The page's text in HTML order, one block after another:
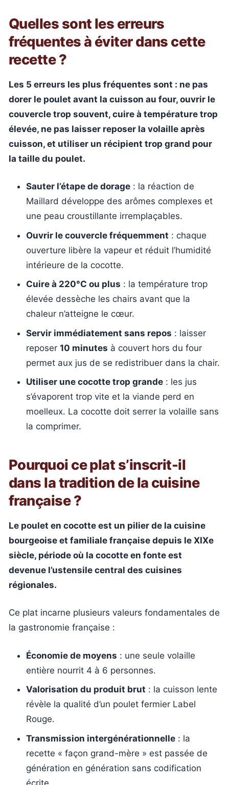
Quelles sont les erreurs
fréquentes à éviter dans cette
recette ?
Les 5 erreurs les plus fréquentes sont : ne pas
dorer le poulet avant la cuisson au four, ouvrir le
couvercle trop souvent, cuire à température trop
élevée, ne pas laisser reposer la volaille après
cuisson, et utiliser un récipient trop grand pour
la taille du poulet.
Sauter l’étape de dorage : la réaction de
Maillard développe des arômes complexes et
une peau croustillante irremplaçables.
Ouvrir le couvercle fréquemment : chaque
ouverture libère la vapeur et réduit l’humidité
intérieure de la cocotte.
Cuire à 220°C ou plus : la température trop
élevée dessèche les chairs avant que la
chaleur n’atteigne le cœur.
Servir immédiatement sans repos : laisser
reposer 10 minutes à couvert hors du four
permet aux jus de se redistribuer dans la chair.
Utiliser une cocotte trop grande : les jus
s’évaporent trop vite et la viande perd en
moelleux. La cocotte doit serrer la volaille sans
la comprimer.
Pourquoi ce plat s’inscrit-il
dans la tradition de la cuisine
française ?
Le poulet en cocotte est un pilier de la cuisine
bourgeoise et familiale française depuis le XIXe
siècle, période où la cocotte en fonte est
devenue l’ustensile central des cuisines
régionales.
Ce plat incarne plusieurs valeurs fondamentales de
la gastronomie française :
Économie de moyens : une seule volaille
entière nourrit 4 à 6 personnes.
Valorisation du produit brut : la cuisson lente
révèle la qualité d’un poulet fermier Label
Rouge.
Transmission intergénérationnelle : la
recette « façon grand-mère » est passée de
génération en génération sans codification
écrite.